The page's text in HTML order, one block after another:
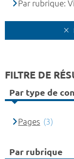
Par rubrique:
FILTRE DE
Par type de
Pages (3)
Par rubrique